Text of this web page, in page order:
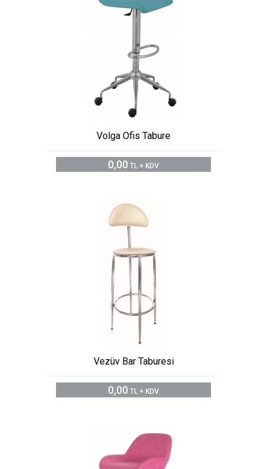
Volga Ofis Tabure
0,00 TL + KDV
Vezüv Bar Taburesi
0,00 TL + KDV